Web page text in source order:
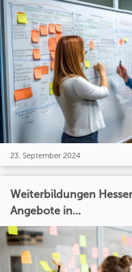
23. September 2024
Weiterbildungen
Angebote in...